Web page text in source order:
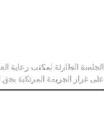
الجلسة الطارئة لمكتب رعاية
على غرار الجريمة المرتكبة